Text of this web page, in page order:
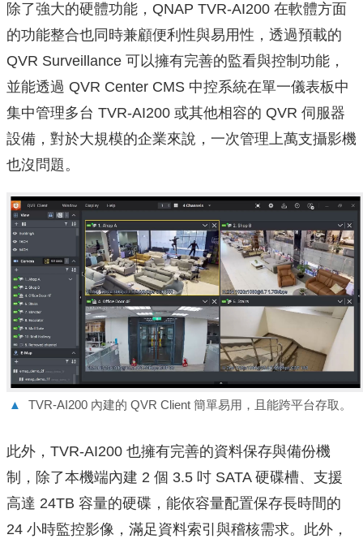
除了強大的硬體功能，QNAP TVR-AI200 在軟體方面
的功能整合也同時兼顧便利性與易用性，透過預載的
QVR Surveillance 可以擁有完善的監看與控制功能，
並能透過 QVR Center CMS 中控系統在單一儀表板中
集中管理多台 TVR-AI200 或其他相容的 QVR 伺服器
設備，對於大規模的企業來說，一次管理上萬支攝影機
也沒問題。
▲ TVR-AI200 內建的 QVR Client 簡單易用，且能跨平台存取。
此外，TVR-AI200 也擁有完善的資料保存與備份機
制，除了本機端內建 2 個 3.5 吋 SATA 硬碟槽、支援
高達 24TB 容量的硬碟，能依容量配置保存長時間的
24 小時監控影像，滿足資料索引與稽核需求。此外，